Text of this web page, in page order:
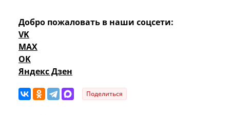
Добро пожаловать в наши соцсети:
VK
MAX
OK
Яндекс Дзен
Поделиться